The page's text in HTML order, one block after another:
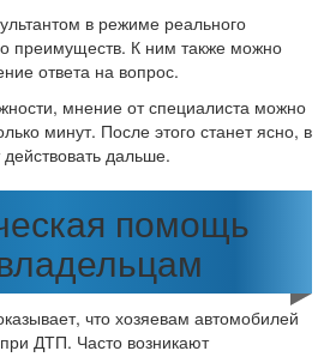
в режиме реального
преимуществ. К ним также можно
ответа на вопрос.
мнение от специалиста можно
минут. После этого станет ясно, в
дальше.
помощь
что хозяевам автомобилей
ДТП. Часто возникают